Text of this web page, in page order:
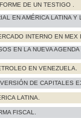
DE UN TESTIGO .
EN AMÉRICA LATINA
INTERNO EN
EN LA NUEVA
EN VENEZUELA.
DE CAPITALES
LATINA.
FISCAL.